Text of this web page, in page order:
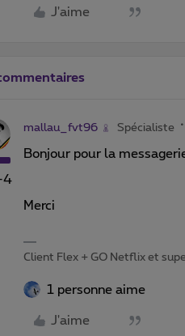
J'aime
mallau_fvt96 Spécialiste
Bonjour pour la
Merci
Client Flex + GO Netflix et
1 personne aime
J'aime